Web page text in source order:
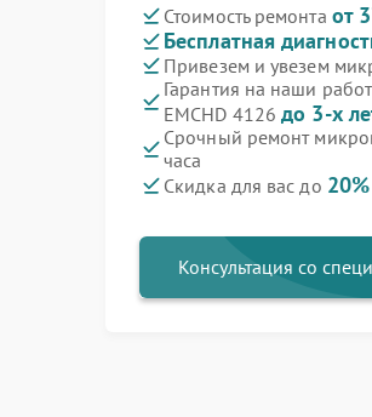
Стоимость ремонта от
Бесплатная
Привезем и увезем
Гарантия на наши
EMCHD 4126до 3-х
Срочный ремонт
часа
Скидка для вас до 20%
Консультация со